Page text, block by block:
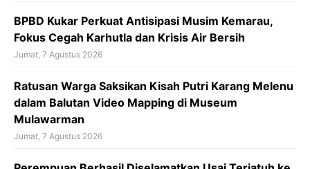
BPBD Kukar Perkuat Antisipasi Musim Kemarau,
Fokus Cegah Karhutla dan Krisis Air Bersih
Jumat, 7 Agustus 2026
Ratusan Warga Saksikan Kisah Putri Karang Melenu
dalam Balutan Video Mapping di Museum
Mulawarman
Jumat, 7 Agustus 2026